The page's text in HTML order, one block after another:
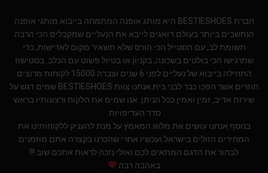
חברת BESTIESHOES היא מותג אופנה המתמחה בייבוא מותגי אופנה
הנחשבים ביותר בעולם.דואגים לייבא את הנעליים שמקבלים הכי הרבה
תשומת לב, עם הסטייל הכי הורס שלא תשאיר מקום לאדישות, כדי
שתרגישו הכי בולטים בשכונה, בקניון או בטיול פשוט עם הכלב. בסטישוז
התחילה בייבוא של נעליים לפני 6 שנים וצברה 15000 לקוחות מרוצים
חוזרים אשר הפכו כבר לבני בית.אנחנו צוות BESTIESHOES שמים דגש על
שירות אדיב, זמין ואמין ככל הניתן. אנו שמים את הלקוח ורצונותיו בראש
סדר העדיפויות.
בנוסף אנחנו עושים את מלוא המאמץ על מנת להעניק ללקוחותינו את
המחירים הזולים בישראל.ועכשיו אחרי שהכרנו בקצרה אתם מוזמנים
לבחור את הדגם המתאים לכם ואולי נזכה לראות אתכם שוב !!!
באהבה רבה